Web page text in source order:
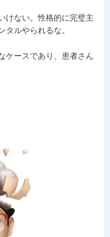
けない。性格的に完璧主
タルやられるな。
ケースであり、患者さん